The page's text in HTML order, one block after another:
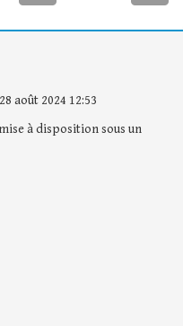
août 2024 12:53
à disposition sous un